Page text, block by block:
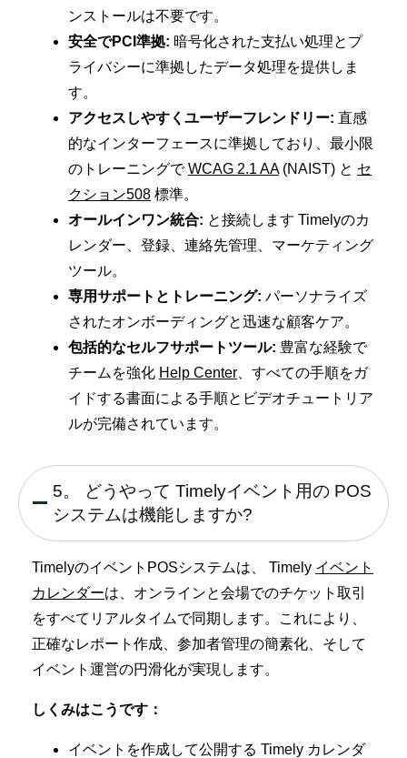
ンストールは不要です。
安全でPCI準拠: 暗号化された支払い処理とプ
ライバシーに準拠したデータ処理を提供しま
す。
アクセスしやすくユーザーフレンドリー: 直感
的なインターフェースに準拠しており、最小限
のトレーニングでWCAG 2.1 AA(NAIST) と セ
クション508 標準。
オールインワン統合: と接続します Timelyのカ
レンダー、登録、連絡先管理、マーケティング
ツール。
専用サポートとトレーニング: パーソナライズ
されたオンボーディングと迅速な顧客ケア。
包括的なセルフサポートツール: 豊富な経験で
チームを強化 Help Center 、すべての手順をガ
イドする書面による手順とビデオチュートリア
ルが完備されています。
5。 どうやって Timelyイベント用の POS
システムは機能しますか?
TimelyのイベントPOSシステムは、 Timely イベント
カレンダーは、オンラインと会場でのチケット取引
をすべてリアルタイムで同期します。これにより、
正確なレポート作成、参加者管理の簡素化、そして
イベント運営の円滑化が実現します。
しくみはこうです：
イベントを作成して公開する Timely カレンダ